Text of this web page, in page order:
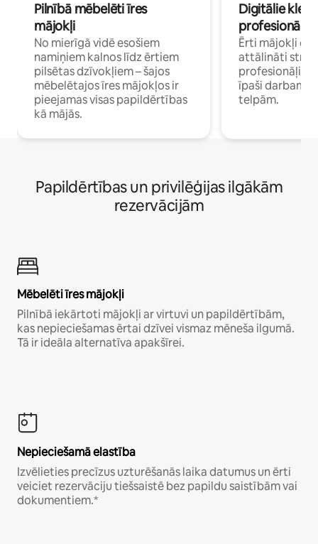
Pilnībā mēbelēti īres
mājokļi
No mierīgā vidē esošiem
namiņiem kalnos līdz ērtiem
pilsētas dzīvokļiem – šajos
mēbelētajos īres mājokļos ir
pieejamas visas papildērtības
kā mājās.
Digitālie
profesionāļi
Ērti mājokļi
attālināti
īpaši darbam
telpām.
Papildērtības un privilēģijas ilgākām
rezervācijām
Mēbelēti īres mājokļi
Pilnībā iekārtoti mājokļi ar virtuvi un papildērtībām,
kas nepieciešamas ērtai dzīvei vismaz mēneša ilgumā.
Tā ir ideāla alternatīva apakšīrei.
Nepieciešamā elastība
Izvēlieties precīzus uzturēšanās laika datumus un ērti
veiciet rezervāciju tiešsaistē bez papildu saistībām vai
dokumentiem.*